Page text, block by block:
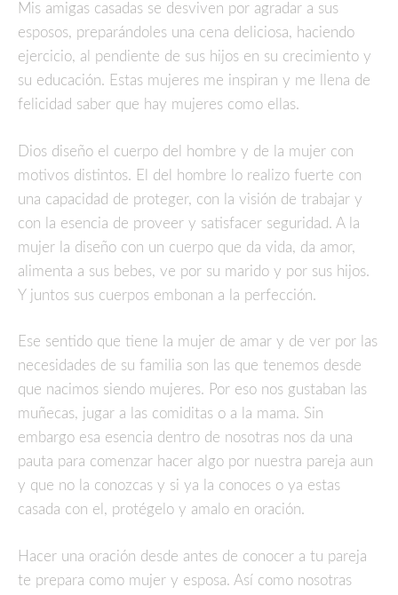
Mis amigas casadas se desviven por agradar a sus
esposos, preparándoles una cena deliciosa, haciendo
ejercicio, al pendiente de sus hijos en su crecimiento y
su educación. Estas mujeres me inspiran y me llena de
felicidad saber que hay mujeres como ellas.
Dios diseño el cuerpo del hombre y de la mujer con
motivos distintos. El del hombre lo realizo fuerte con
una capacidad de proteger, con la visión de trabajar y
con la esencia de proveer y satisfacer seguridad. A la
mujer la diseño con un cuerpo que da vida, da amor,
alimenta a sus bebes, ve por su marido y por sus hijos.
Y juntos sus cuerpos embonan a la perfección.
Ese sentido que tiene la mujer de amar y de ver por las
necesidades de su familia son las que tenemos desde
que nacimos siendo mujeres. Por eso nos gustaban las
muñecas, jugar a las comiditas o a la mama. Sin
embargo esa esencia dentro de nosotras nos da una
pauta para comenzar hacer algo por nuestra pareja aun
y que no la conozcas y si ya la conoces o ya estas
casada con el, protégelo y amalo en oración.
Hacer una oración desde antes de conocer a tu pareja
te prepara como mujer y esposa. Así como nosotras